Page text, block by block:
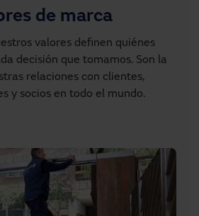
de marca
valores definen quiénes
decisión que tomamos. Son la
relaciones con clientes,
y socios en todo el mundo.